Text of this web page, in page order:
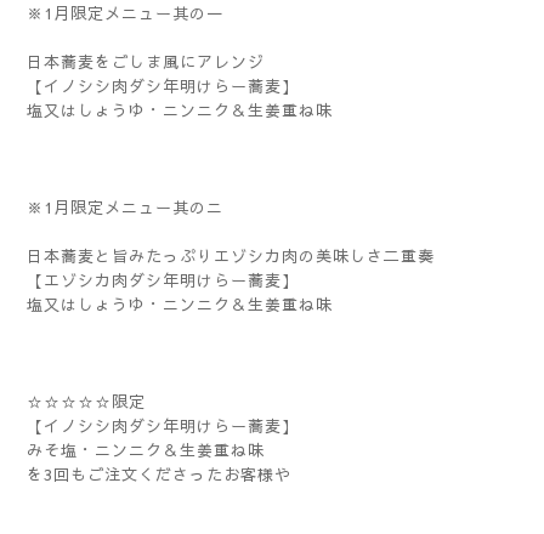
※1月限定メニュー其の一
日本蕎麦をごしま風にアレンジ
【イノシシ肉ダシ年明けらー蕎麦】
塩又はしょうゆ・ニンニク＆生姜重ね味
※1月限定メニュー其のニ
日本蕎麦と旨みたっぷりエゾシカ肉の美味しさ二重奏
【エゾシカ肉ダシ年明けらー蕎麦】
塩又はしょうゆ・ニンニク＆生姜重ね味
☆☆☆☆☆限定
【イノシシ肉ダシ年明けらー蕎麦】
みそ塩・ニンニク＆生姜重ね味
を3回もご注文くださったお客様や